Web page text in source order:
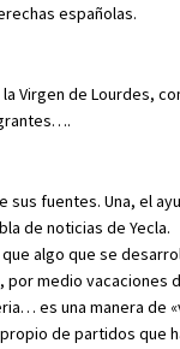
españolas.
Virgen de Lourdes,
sus fuentes. Una, el
de noticias de Yecla.
que algo que se
por medio vacaciones
es una manera de
de partidos que